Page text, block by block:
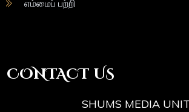
எம்மைப் பற்றி
CONTACT US
SHUMS MEDIA UNIT